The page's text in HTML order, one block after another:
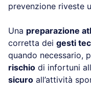
prevenzione riveste
Una preparazione
corretta dei gesti
quando necessario,
rischio di infortuni
sicuro all’attività